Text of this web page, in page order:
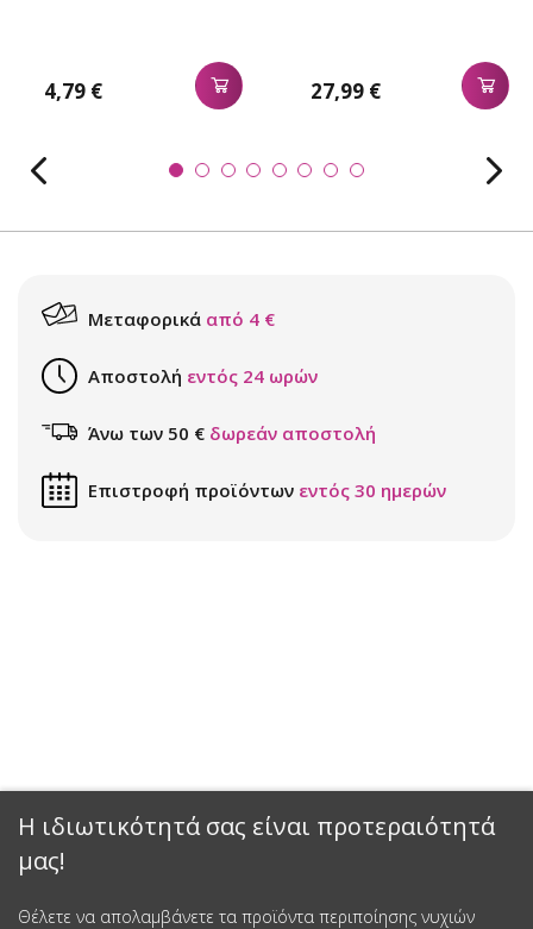
Η ιδιωτικότητά σας είναι προτεραιότητά
μας!
Θέλετε να απολαμβάνετε τα προϊόντα περιποίησης νυχιών
4,79 € 27,99 €
Μεταφορικά από 4 €
Αποστολή εντός 24 ωρών
Άνω των 50 € δωρεάν αποστολή
Επιστροφή προϊόντων εντός 30 ημερών